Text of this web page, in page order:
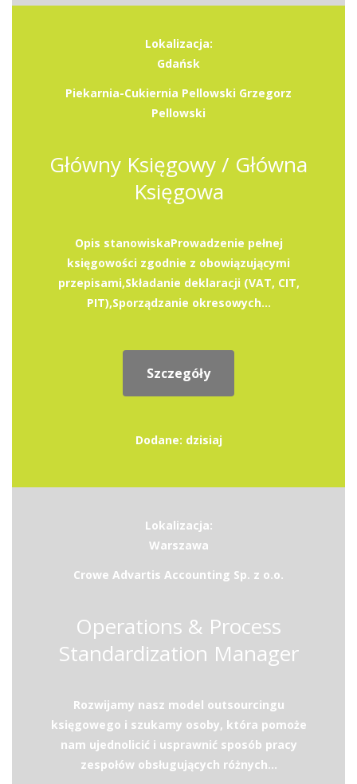
Lokalizacja:
Gdańsk
Piekarnia-Cukiernia Pellowski Grzegorz
Pellowski
Główny Księgowy / Główna
Księgowa
Opis stanowiskaProwadzenie pełnej
księgowości zgodnie z obowiązującymi
przepisami,Składanie deklaracji (VAT, CIT,
PIT),Sporządzanie okresowych...
Szczegóły
Dodane: dzisiaj
Lokalizacja:
Warszawa
Crowe Advartis Accounting Sp. z o.o.
Operations & Process
Standardization Manager
Rozwijamy nasz model outsourcingu
księgowego i szukamy osoby, która pomoże
nam ujednolicić i usprawnić sposób pracy
zespołów obsługujących różnych...